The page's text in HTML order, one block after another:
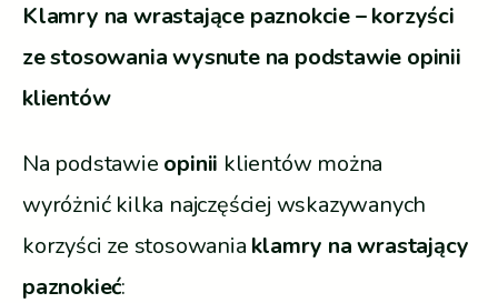
Klamry na wrastające paznokcie – korzyści
ze stosowania wysnute na podstawie opinii
klientów
Na podstawie opinii klientów można
wyróżnić kilka najczęściej wskazywanych
korzyści ze stosowania klamry na wrastający
paznokieć: